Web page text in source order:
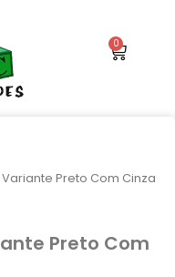
Preto Com Cinza
Preto Com